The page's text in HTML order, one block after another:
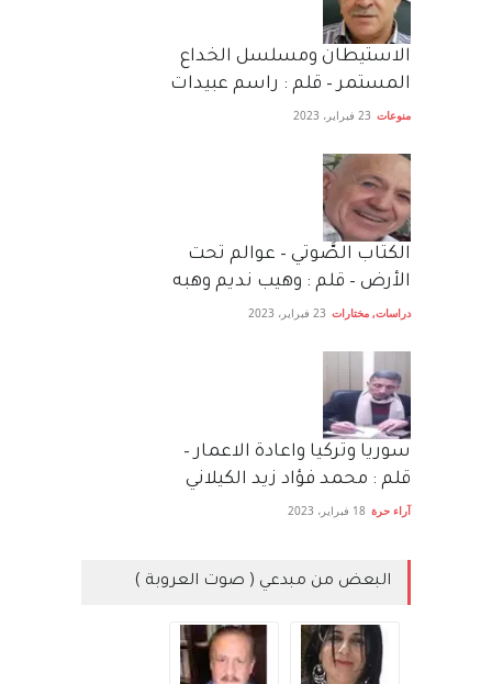
الاستيطان ومسلسل الخداع
المستمر – قلم : راسم عبيدات
منوعات 23 فبراير، 2023
الكتاب الصَّوتي – عوالم تحت
الأرض – قلم : وهيب نديم وهبه
دراسات, مختارات 23 فبراير، 2023
سوريا وتركيا واعادة الاعمار –
قلم : محمد فؤاد زيد الكيلاني
آراء حرة 18 فبراير، 2023
البعض من مبدعي ( صوت العروبة )